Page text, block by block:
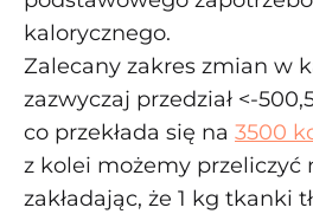
kalorycznego.
Zalecany zakres zmian w
zazwyczaj przedział <-
co przekłada się na 3500
z kolei możemy przeliczyć
zakładając, że 1 kg tkanki